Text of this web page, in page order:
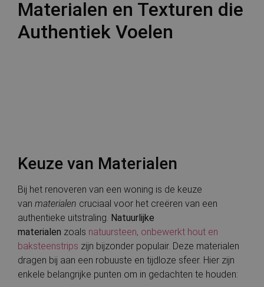
Materialen en Texturen die
Authentiek Voelen
Keuze van Materialen
Bij het renoveren van een woning is de keuze
van materialen cruciaal voor het creëren van een
authentieke uitstraling. Natuurlijke
materialen zoals natuursteen, onbewerkt hout en
baksteenstrips zijn bijzonder populair. Deze materialen
dragen bij aan een robuuste en tijdloze sfeer. Hier zijn
enkele belangrijke punten om in gedachten te houden: